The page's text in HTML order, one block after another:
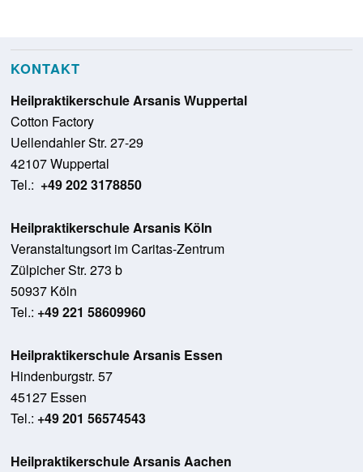
KONTAKT
Heilpraktikerschule Arsanis Wuppertal
Cotton Factory
Uellendahler Str. 27-29
42107 Wuppertal
Tel.: +49 202 3178850
Heilpraktikerschule Arsanis Köln
Veranstaltungsort im Caritas-Zentrum
Zülpicher Str. 273 b
50937 Köln
Tel.: +49 221 58609960
Heilpraktikerschule Arsanis Essen
Hindenburgstr. 57
45127 Essen
Tel.: +49 201 56574543
Heilpraktikerschule Arsanis Aachen